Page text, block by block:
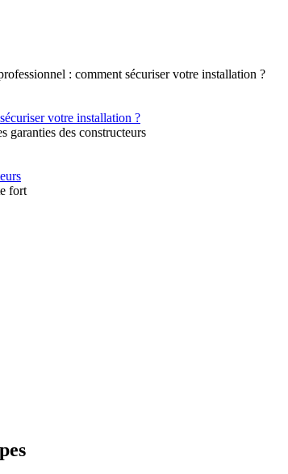
votre installation ?